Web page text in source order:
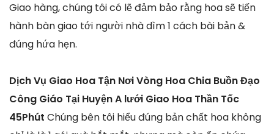
Giao hàng, chúng tôi có lẽ đảm bảo rằng hoa sẽ tiến
hành bàn giao tới người nhà dìm 1 cách bài bản &
đúng hứa hẹn.
Dịch Vụ Giao Hoa Tận Nơi Vòng Hoa Chia Buồn Đạo
Công Giáo Tại Huyện A lưới Giao Hoa Thần Tốc
45Phút Chúng bên tôi hiểu đúng bản chất hoa không